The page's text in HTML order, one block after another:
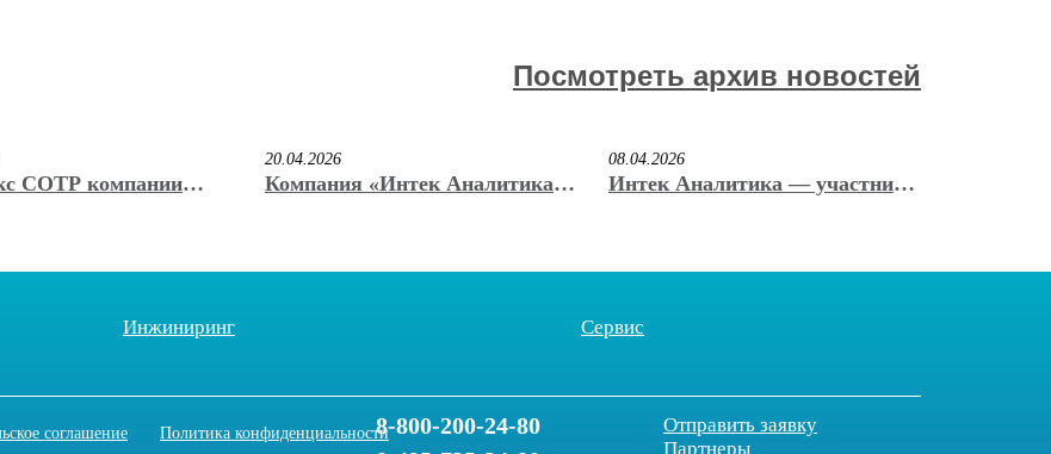
Посмотреть архив новостей
СОТР компании
продукт 2026»
20.04.2026
Компания «Интек Аналитика»
Б. Нестерова
08.04.2026
Интек Аналитика — участник
вакуумного и криогенного
Инжиниринг Сервис
соглашение Политика конфиденциальности
Отправить заявку
Партнеры
8-800-200-24-80